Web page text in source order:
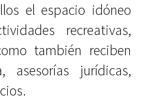
el espacio idóneo
recreativas,
también reciben
asesorías jurídicas,